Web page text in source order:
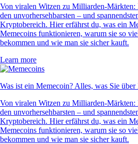
Von viralen Witzen zu Milliarden-Märkten:
den unvorhersehbarsten – und
Kryptobereich. Hier erfährst du, was ein
Memecoins funktionieren, warum sie so
bekommen und wie man sie sicher kauft.
Learn more
Was ist ein Memecoin? Alles, was Sie über
Von viralen Witzen zu Milliarden-Märkten:
den unvorhersehbarsten – und
Kryptobereich. Hier erfährst du, was ein
Memecoins funktionieren, warum sie so
bekommen und wie man sie sicher kauft.